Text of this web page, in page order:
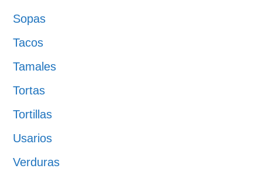
Sopas
Tacos
Tamales
Tortas
Tortillas
Usarios
Verduras